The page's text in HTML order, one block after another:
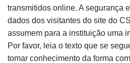
transmitidos online. A segurança
dados dos visitantes do site do
assumem para a instituição uma
Por favor, leia o texto que se
tomar conhecimento da forma